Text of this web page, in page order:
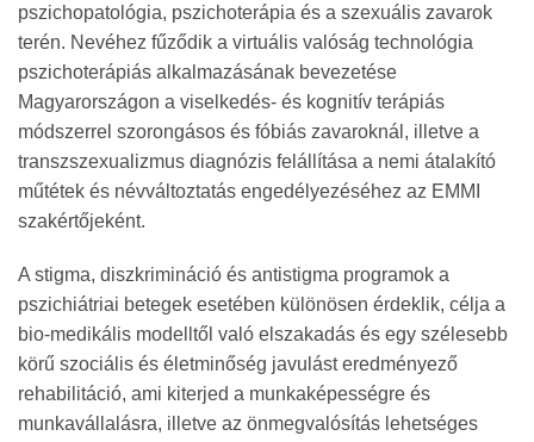
pszichopatológia, pszichoterápia és a szexuális zavarok
terén. Nevéhez fűződik a virtuális valóság technológia
pszichoterápiás alkalmazásának bevezetése
Magyarországon a viselkedés- és kognitív terápiás
módszerrel szorongásos és fóbiás zavaroknál, illetve a
transzszexualizmus diagnózis felállítása a nemi átalakító
műtétek és névváltoztatás engedélyezéséhez az EMMI
szakértőjeként.
A stigma, diszkrimináció és antistigma programok a
pszichiátriai betegek esetében különösen érdeklik, célja a
bio-medikális modelltől való elszakadás és egy szélesebb
körű szociális és életminőség javulást eredményező
rehabilitáció, ami kiterjed a munkaképességre és
munkavállalásra, illetve az önmegvalósítás lehetséges